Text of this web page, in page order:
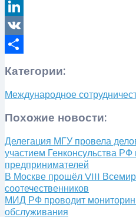
Twitter
LinkedIn
VK
Категории:
Международное
Похожие новости:
Делегация МГУ провела
участием Генконсульства РФ
предпринимателей
В Москве прошёл VIII
соотечественников
МИД РФ проводит мониторинг
обслуживания